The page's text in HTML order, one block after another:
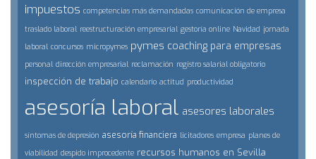
impuestos competencias más demandadas comunicación de empresa
traslado laboral reestructuración empresarial gestoría online Navidad jornada
laboral concursos micropymes pymes coaching para empresas
personal dirección empresarial reclamación registro salarial obligatorio
inspección de trabajo calendario actitud productividad
asesoría laboral asesores laborales
síntomas de depresión asesoría financiera licitadores empresa planes de
viabilidad despido improcedente recursos humanos en Sevilla